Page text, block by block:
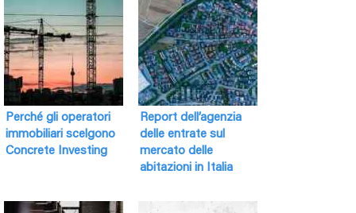
Perché gli operatori
immobiliari scelgono
Concrete Investing
Report dell’agenzia
delle entrate sul
mercato delle
abitazioni in Italia